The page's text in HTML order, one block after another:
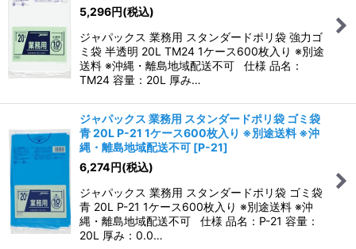
5,296円(税込)
ジャパックス 業務用 スタンダードポリ袋 強力ゴ
ミ袋 半透明 20L TM24 1ケース600枚入り ※別途
送料 ※沖縄・離島地域配送不可 仕様 品名：
TM24 容量：20L 厚み…
ジャパックス 業務用 スタンダードポリ袋 ゴミ袋
青 20L P-21 1ケース600枚入り ※別途送料 ※沖
縄・離島地域配送不可 [P-21]
6,274円(税込)
ジャパックス 業務用 スタンダードポリ袋 ゴミ袋
青 20L P-21 1ケース600枚入り ※別途送料 ※沖
縄・離島地域配送不可 仕様 品名：P-21 容量：
20L 厚み：0.0…